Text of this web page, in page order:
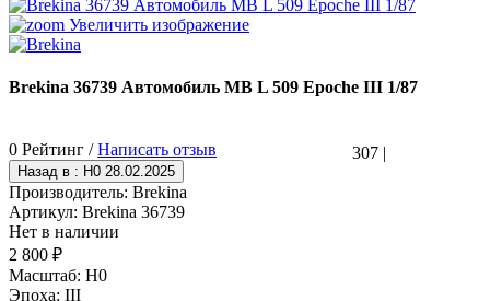
Увеличить изображение
Brekina 36739 Автомобиль MB L 509 Epoche III 1/87
307 |
0 Рейтинг /Написать отзыв
Производитель: Brekina
Артикул: Brekina 36739
Нет в наличии
2 800 ₽
Масштаб: H0
Эпоха: III